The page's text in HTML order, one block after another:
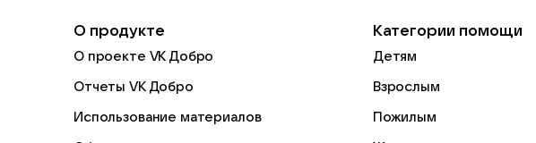
О продукте
О проекте VK Добро
Отчеты VK Добро
Использование материалов
Категории помощи
Детям
Взрослым
Пожилым